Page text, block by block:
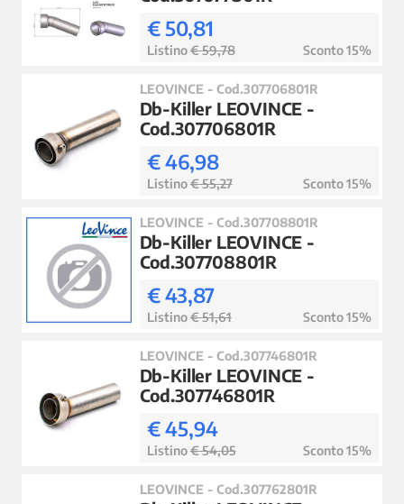
€ 50,81
Listino€ 59,78 Sconto 15%
LEOVINCE - Cod.307706801R
Db-Killer LEOVINCE -
Cod.307706801R
€ 46,98
Listino€ 55,27 Sconto 15%
LEOVINCE - Cod.307708801R
Db-Killer LEOVINCE -
Cod.307708801R
€ 43,87
Listino€ 51,61 Sconto 15%
LEOVINCE - Cod.307746801R
Db-Killer LEOVINCE -
Cod.307746801R
€ 45,94
Listino€ 54,05 Sconto 15%
LEOVINCE - Cod.307762801R